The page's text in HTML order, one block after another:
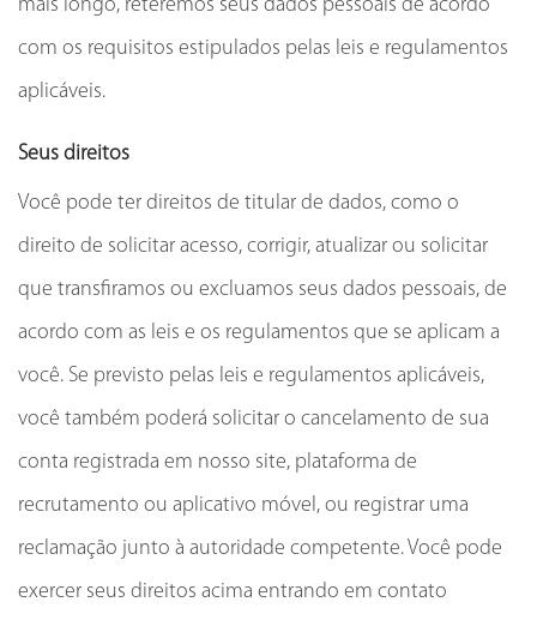
mais longo, reteremos seus dados pessoais de acordo
com os requisitos estipulados pelas leis e regulamentos
aplicáveis.
Seus direitos
Você pode ter direitos de titular de dados, como o
direito de solicitar acesso, corrigir, atualizar ou solicitar
que transfiramos ou excluamos seus dados pessoais, de
acordo com as leis e os regulamentos que se aplicam a
você. Se previsto pelas leis e regulamentos aplicáveis,
você também poderá solicitar o cancelamento de sua
conta registrada em nosso site, plataforma de
recrutamento ou aplicativo móvel, ou registrar uma
reclamação junto à autoridade competente. Você pode
exercer seus direitos acima entrando em contato